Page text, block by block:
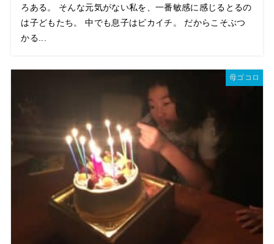
ろある。 そんな元気がない私を、一番敏感に感じるとるの
は子どもたち。 中でも息子はピカイチ。 だからこそぶつ
かる...
母ゴコロ